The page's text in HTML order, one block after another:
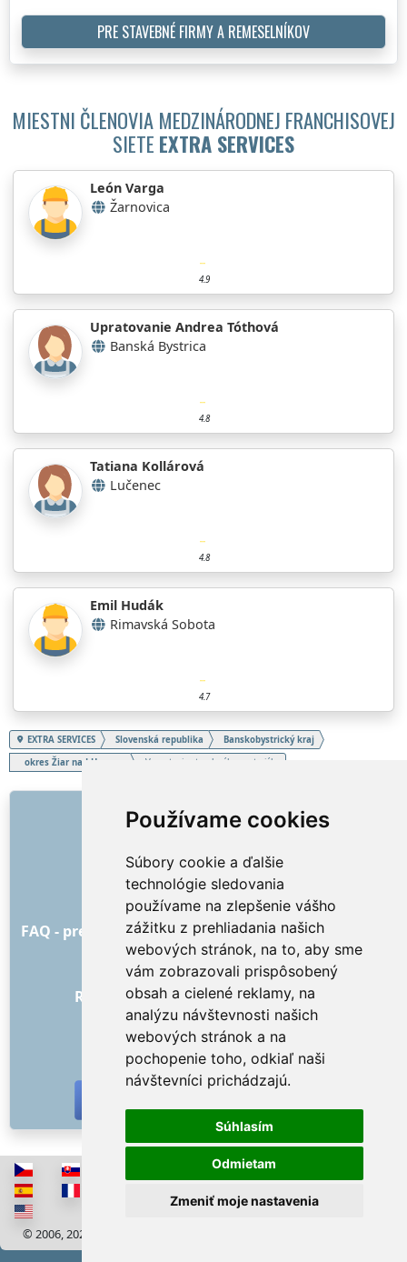
Používame cookies
Súbory cookie a ďalšie
technológie sledovania
používame na zlepšenie vášho
zážitku z prehliadania našich
webových stránok, na to, aby sme
vám zobrazovali prispôsobený
obsah a cielené reklamy, na
analýzu návštevnosti našich
webových stránok a na
pochopenie toho, odkiaľ naši
návštevníci prichádzajú.
Súhlasím
Odmietam
Zmeniť moje nastavenia
PRE STAVEBNÉ FIRMY A REMESELNÍKOV
MIESTNI ČLENOVIA MEDZINÁRODNEJ FRANCHISOVEJ
SIETE EXTRA SERVICES
León Varga
Žarnovica
4.9
Upratovanie Andrea Tóthová
Banská Bystrica
4.8
Tatiana Kollárová
Lučenec
4.8
Emil Hudák
Rimavská Sobota
4.7
EXTRA SERVICES Slovenská republika
Banskobystrický kraj
okres Žiar nad Hronom
Vypratanie stavebného materiálu
ODKAZY
Ako to všetko začalo
Cenník
Všeobecné obchodné podmienky
FAQ - pre objednávateľa FAQ - pre poskytovateľov
Reklama a marketing
Blog
Recenzie objednávok s hodnotením
Kontakt
SOCIÁLNE SIETE
© 2006, 2026 RISS COMPANY, s.r.o. Všetky práva vyhradené